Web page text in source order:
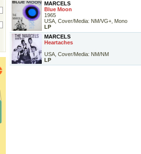
MARCELS
Blue Moon
1965
USA, Cover/Media: NM/VG+, Mono
LP
MARCELS
Heartaches
USA, Cover/Media: NM/NM
LP